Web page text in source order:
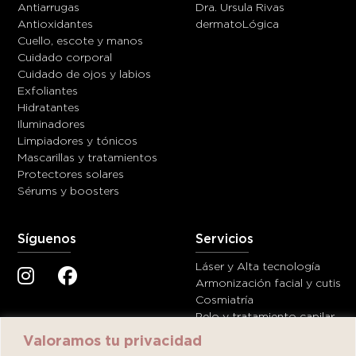
Valoramos tu privacidad
Antiarrugas
Antioxidantes
Cuello, escote y manos
Cuidado corporal
Cuidado de ojos y labios
Exfoliantes
Hidratantes
Iluminadores
Limpiadores y tónicos
Mascarillas y tratamientos
Protectores solares
Sérums y boosters
Dra. Ursula Rivas
dermatoLógica
Síguenos Servicios
Láser y Alta tecnología
Armonización facial y cutis
Cosmiatría
Pelo y tratamiento capilar